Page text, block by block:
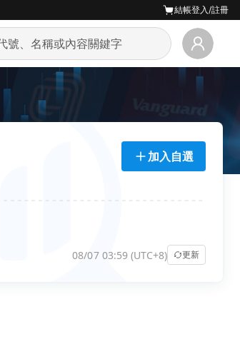
結帳登入/註冊
加入自選
08/07 03:59 (UTC+8) 更新